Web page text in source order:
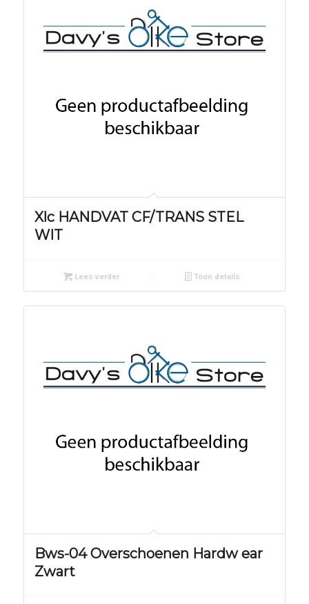
Xlc HANDVAT CF/TRANS STEL
WIT
Lees verder Toon details
Bws-04 Overschoenen Hardw ear
Zwart